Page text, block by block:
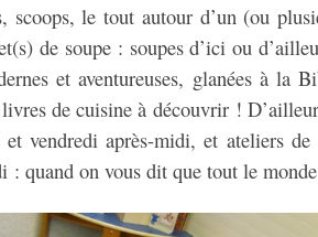
scoops, le tout autour d’un (ou
de soupe : soupes d’ici ou
et aventureuses, glanées à la
de cuisine à découvrir !
vendredi après-midi, et ateliers
: quand on vous dit que tout le